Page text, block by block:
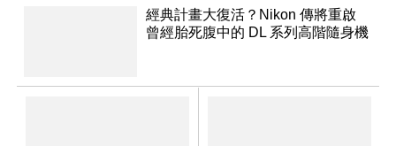
經典計畫大復活？Nikon 傳將重啟
曾經胎死腹中的 DL 系列高階隨身機